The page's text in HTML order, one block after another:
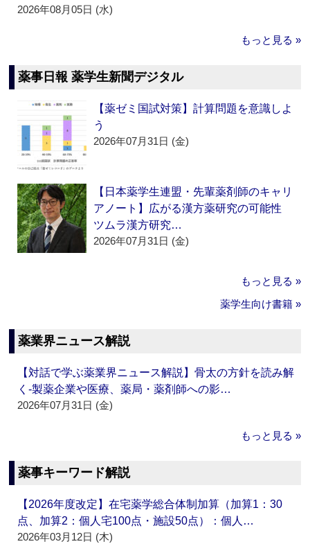
2026年08月05日 (水)
もっと見る »
薬事日報 薬学生新聞デジタル
【薬ゼミ国試対策】計算問題を意識しよ
う
2026年07月31日 (金)
【日本薬学生連盟・先輩薬剤師のキャリ
アノート】広がる漢方薬研究の可能性
ツムラ漢方研究…
2026年07月31日 (金)
もっと見る »
薬学生向け書籍 »
薬業界ニュース解説
【対話で学ぶ薬業界ニュース解説】骨太の方針を読み解
く‐製薬企業や医療、薬局・薬剤師への影…
2026年07月31日 (金)
もっと見る »
薬事キーワード解説
【2026年度改定】在宅薬学総合体制加算（加算1：30
点、加算2：個人宅100点・施設50点）：個人…
2026年03月12日 (木)